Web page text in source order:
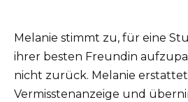
Melanie stimmt zu, für eine
ihrer besten Freundin
nicht zurück. Melanie
Vermisstenanzeige und